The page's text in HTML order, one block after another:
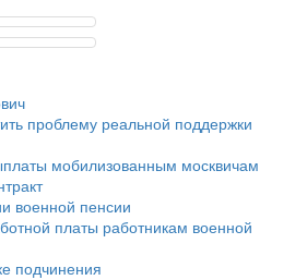
проблему реальной поддержки
мобилизованным москвичам
военной пенсии
платы работникам военной
подчинения